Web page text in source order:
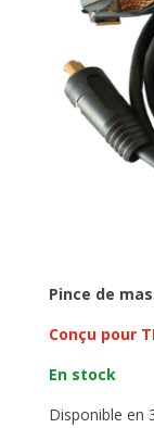
Pince de
Conçu pour
En stock
Disponible en